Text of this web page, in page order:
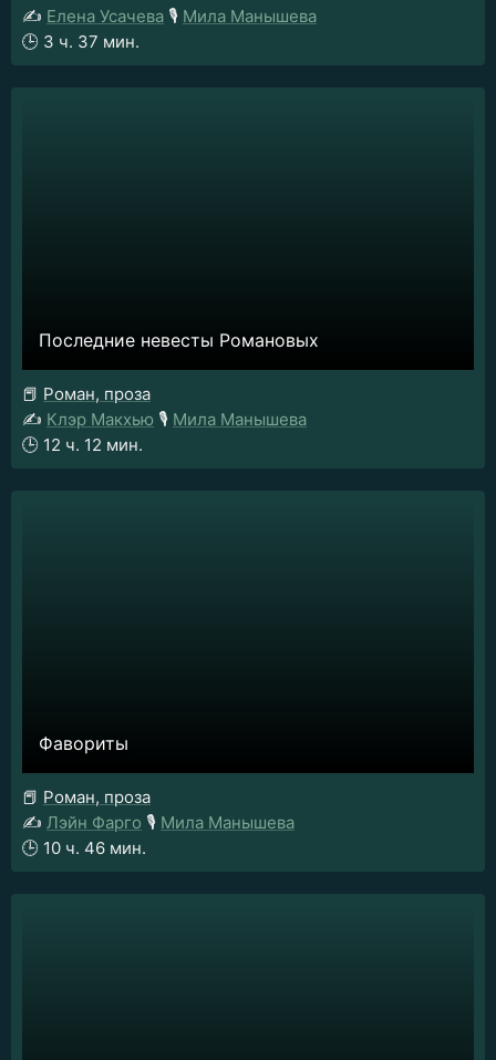
✍️ Елена Усачева 🎙️ Мила Манышева
🕒 3 ч. 37 мин.
Последние невесты Романовых
📕 Роман, проза
✍️ Клэр Макхью 🎙️ Мила Манышева
🕒 12 ч. 12 мин.
Фавориты
📕 Роман, проза
✍️ Лэйн Фарго 🎙️ Мила Манышева
🕒 10 ч. 46 мин.